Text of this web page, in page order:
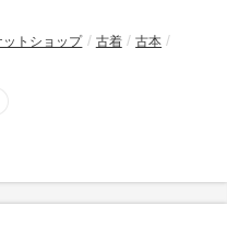
トショップ 古着
古本